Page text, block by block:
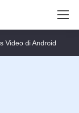
Video di Android